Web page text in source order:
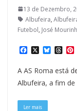
13 de Dezembro,
Albufeira,
Futebol, José
a
c
e
b
o
k
X B
e
s
k
T
h
r
e
a
d
t
r
A AS Roma está
Albufeira, a fim
Ler mais